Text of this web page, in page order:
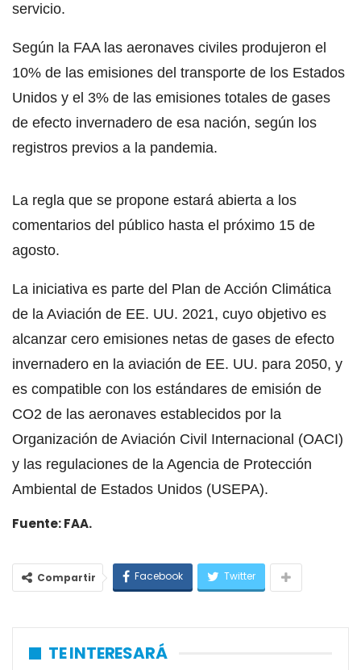
servicio.
Según la FAA las aeronaves civiles produjeron el
10% de las emisiones del transporte de los Estados
Unidos y el 3% de las emisiones totales de gases
de efecto invernadero de esa nación, según los
registros previos a la pandemia.
La regla que se propone estará abierta a los
comentarios del público hasta el próximo 15 de
agosto.
La iniciativa es parte del Plan de Acción Climática
de la Aviación de EE. UU. 2021, cuyo objetivo es
alcanzar cero emisiones netas de gases de efecto
invernadero en la aviación de EE. UU. para 2050, y
es compatible con los estándares de emisión de
CO2 de las aeronaves establecidos por la
Organización de Aviación Civil Internacional (OACI)
y las regulaciones de la Agencia de Protección
Ambiental de Estados Unidos (USEPA).
Fuente: FAA.
Compartir Facebook Twitter
TE INTERESARÁ